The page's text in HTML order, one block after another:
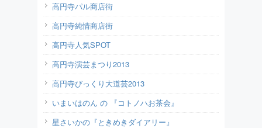
高円寺パル商店街
高円寺純情商店街
高円寺人気SPOT
高円寺演芸まつり2013
高円寺びっくり大道芸2013
いまいはのん の 『コトノハお茶会』
星さいかの『ときめきダイアリー』